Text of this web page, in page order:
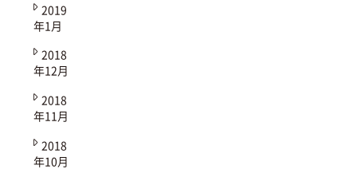
2019
年1月
2018
年12月
2018
年11月
2018
年10月